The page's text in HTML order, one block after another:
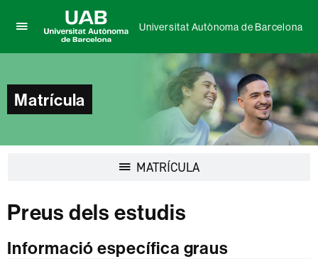
per
el
menú
de
de
Barcelona
Universitat Autònoma de Barcelona
Matrícula
MATRÍCULA
Preus dels estudis
Informació específica graus